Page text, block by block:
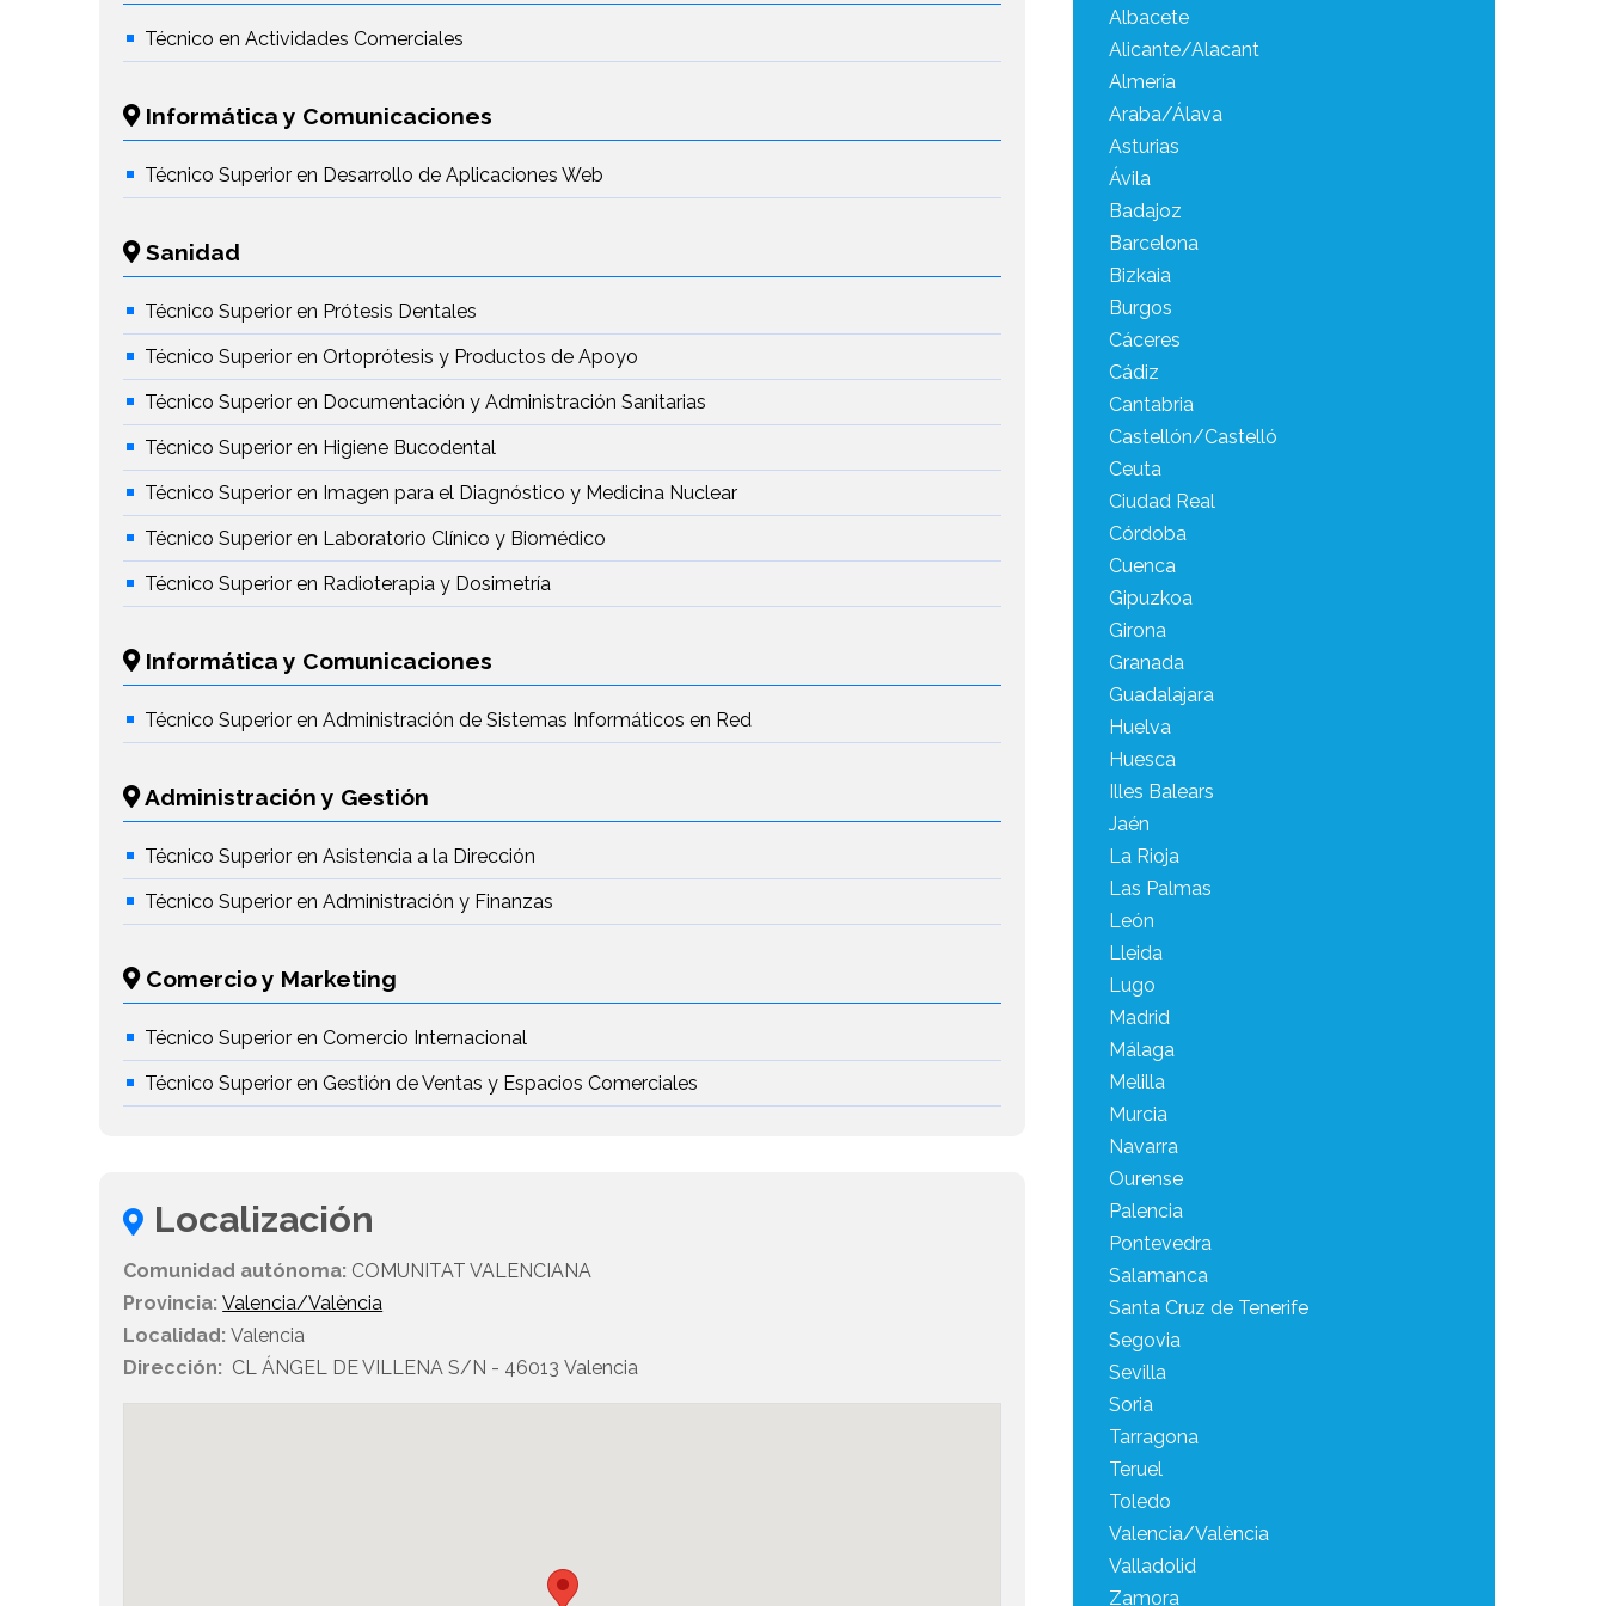
Técnico en Actividades Comerciales
Informática y Comunicaciones
Técnico Superior en Desarrollo de Aplicaciones Web
Sanidad
Técnico Superior en Prótesis Dentales
Técnico Superior en Ortoprótesis y Productos de Apoyo
Técnico Superior en Documentación y Administración Sanitarias
Técnico Superior en Higiene Bucodental
Técnico Superior en Imagen para el Diagnóstico y Medicina Nuclear
Técnico Superior en Laboratorio Clínico y Biomédico
Técnico Superior en Radioterapia y Dosimetría
Informática y Comunicaciones
Técnico Superior en Administración de Sistemas Informáticos en Red
Administración y Gestión
Técnico Superior en Asistencia a la Dirección
Técnico Superior en Administración y Finanzas
Comercio y Marketing
Técnico Superior en Comercio Internacional
Técnico Superior en Gestión de Ventas y Espacios Comerciales
Localización
Comunidad autónoma: COMUNITAT VALENCIANA
Provincia: Valencia/València
Localidad: Valencia
Dirección: CL ÁNGEL DE VILLENA S/N - 46013 Valencia
Albacete
Alicante/Alacant
Almería
Araba/Álava
Asturias
Ávila
Badajoz
Barcelona
Bizkaia
Burgos
Cáceres
Cádiz
Cantabria
Castellón/Castelló
Ceuta
Ciudad Real
Córdoba
Cuenca
Gipuzkoa
Girona
Granada
Guadalajara
Huelva
Huesca
Illes Balears
Jaén
La Rioja
Las Palmas
León
Lleida
Lugo
Madrid
Málaga
Melilla
Murcia
Navarra
Ourense
Palencia
Pontevedra
Salamanca
Santa Cruz de Tenerife
Segovia
Sevilla
Soria
Tarragona
Teruel
Toledo
Valencia/València
Valladolid
Zamora